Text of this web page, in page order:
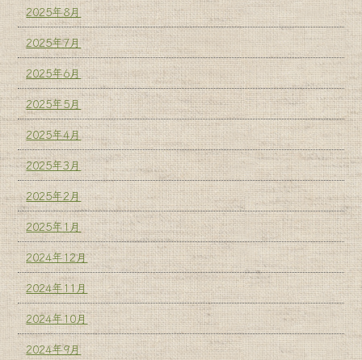
2025年8月
2025年7月
2025年6月
2025年5月
2025年4月
2025年3月
2025年2月
2025年1月
2024年12月
2024年11月
2024年10月
2024年9月